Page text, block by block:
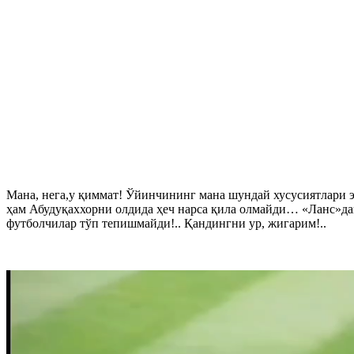
Мана, нега,у қиммат! Ўйинчининг мана шундай хусусиятлари
ҳам Абудуқаххорни олдида ҳеч нарса қила олмайди…
футболчилар тўп тепишмайди!.. Қандингни ур, жигарим!..